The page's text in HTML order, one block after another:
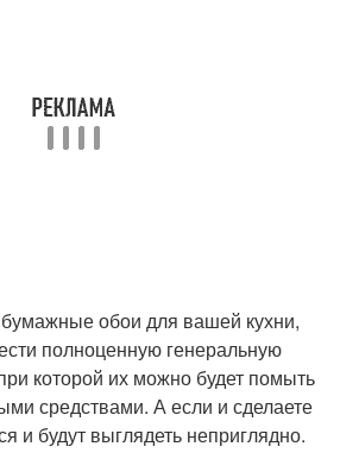
обои для вашей кухни,
полноценную генеральную
которой их можно будет помыть
средствами. А если и сделаете
и будут выглядеть неприглядно.